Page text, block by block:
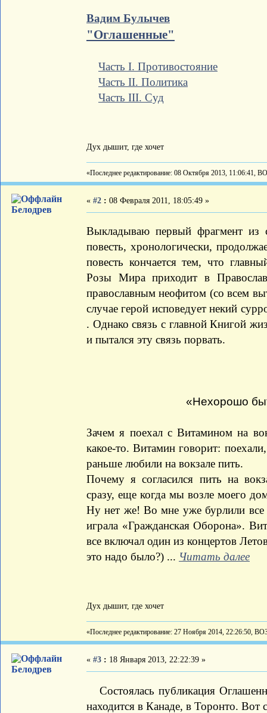
Вадим Булычев
"Оглашенные"
Часть I. Противостояние
Часть II. Политика
Часть III. Суд
Дух дышит, где хочет
«Последнее редактирование: 08 Октября 2013, 11:06:41,
Белодрев
« #2 : 08 Февраля 2011, 18:05:49 »
Выкладываю первый фрагмент из
повесть, хронологически,
повесть кончается тем, что
Розы Мира приходит в
православным неофитом (со всем
случае герой исповедует некий
. Однако связь с главной Книгой
и пытался эту связь порвать.
«Нехорошо
Зачем я поехал с Витамином на
какое-то. Витамин говорит:
раньше любили на вокзале пить.
Почему я согласился пить на
сразу, еще когда мы возле моего
Ну нет же! Во мне уже бурлили
играла «Гражданская Оборона».
все включал один из концертов
это надо было?) ... Читать далее
Дух дышит, где хочет
«Последнее редактирование: 27 Ноября 2014, 22:26:50,
Белодрев
« #3 : 18 Января 2013, 22:22:39 »
Состоялась публикация
находится в Канаде, в Торонто.